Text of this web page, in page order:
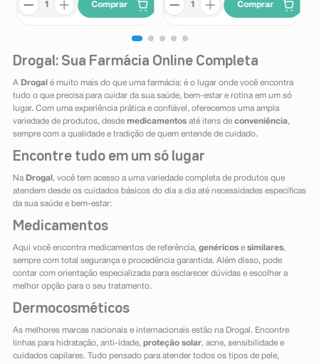
Comprar Comprar
Drogal: Sua Farmácia Online Completa
A Drogal é muito mais do que uma farmácia: é o lugar onde você encontra
tudo o que precisa para cuidar da sua saúde, bem-estar e rotina em um só
lugar. Com uma experiência prática e confiável, oferecemos uma ampla
variedade de produtos, desde medicamentosaté itens de conveniência,
sempre com a qualidade e tradição de quem entende de cuidado.
Encontre tudo em um só lugar
Na Drogal , você tem acesso a uma variedade completa de produtos que
atendem desde os cuidados básicos do dia a dia até necessidades específicas
da sua saúde e bem-estar:
Medicamentos
Aqui você encontra medicamentos de referência, genéricose similares,
sempre com total segurança e procedência garantida. Além disso, pode
contar com orientação especializada para esclarecer dúvidas e escolher a
melhor opção para o seu tratamento.
Dermocosméticos
As melhores marcas nacionais e internacionais estão na Drogal. Encontre
linhas para hidratação, anti-idade, proteção solar, acne, sensibilidade e
cuidados capilares. Tudo pensado para atender todos os tipos de pele,